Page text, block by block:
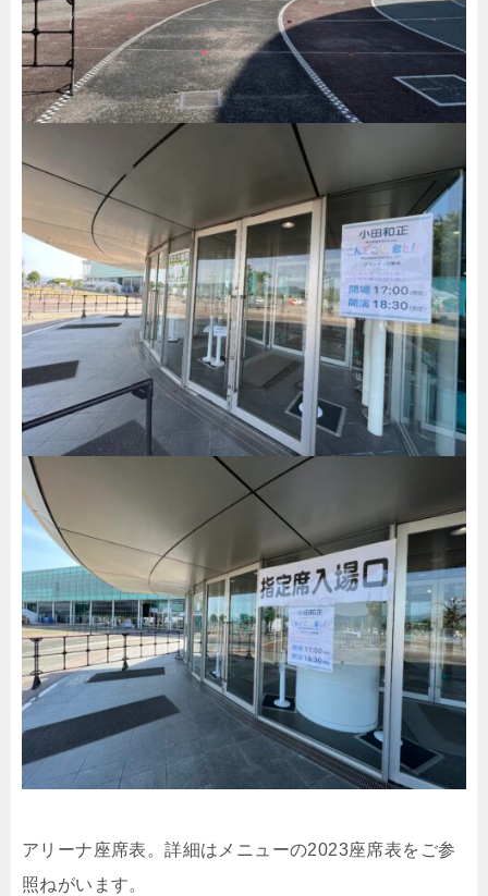
アリーナ座席表。詳細はメニューの2023座席表をご参
照ねがいます。